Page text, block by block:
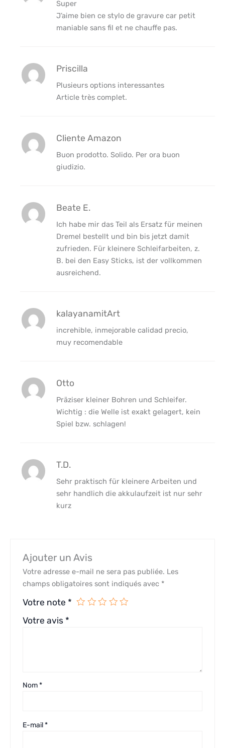
Super
J’aime bien ce stylo de gravure car petit
maniable sans fil et ne chauffe pas.
Priscilla
Plusieurs options interessantes
Article très complet.
Cliente Amazon
Buon prodotto. Solido. Per ora buon
giudizio.
Beate E.
Ich habe mir das Teil als Ersatz für meinen
Dremel bestellt und bin bis jetzt damit
zufrieden. Für kleinere Schleifarbeiten, z.
B. bei den Easy Sticks, ist der vollkommen
ausreichend.
kalayanamitArt
increhible, inmejorable calidad precio,
muy recomendable
Otto
Präziser kleiner Bohren und Schleifer.
Wichtig : die Welle ist exakt gelagert, kein
Spiel bzw. schlagen!
T.D.
Sehr praktisch für kleinere Arbeiten und
sehr handlich die akkulaufzeit ist nur sehr
kurz
Ajouter un Avis
Votre adresse e-mail ne sera pas publiée. Les
champs obligatoires sont indiqués avec *
Votre note *
Votre avis *
Nom*
E-mail*